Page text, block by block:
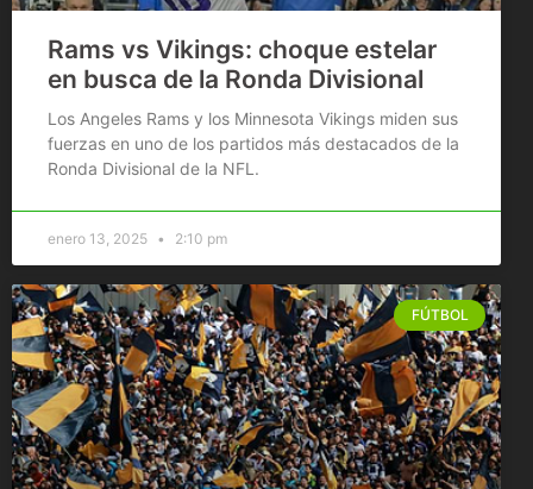
Rams vs Vikings: choque estelar
en busca de la Ronda Divisional
Los Angeles Rams y los Minnesota Vikings miden sus
fuerzas en uno de los partidos más destacados de la
Ronda Divisional de la NFL.
enero 13, 2025 2:10 pm
FÚTBOL